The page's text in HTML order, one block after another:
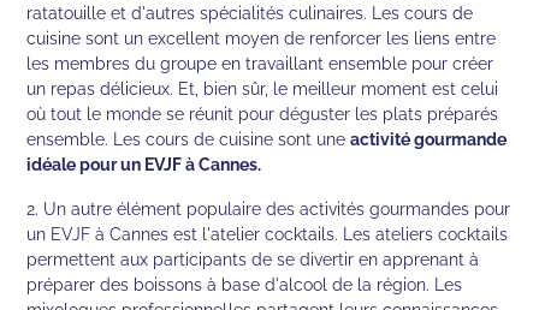
ratatouille et d'autres spécialités culinaires. Les cours de
cuisine sont un excellent moyen de renforcer les liens entre
les membres du groupe en travaillant ensemble pour créer
un repas délicieux. Et, bien sûr, le meilleur moment est celui
où tout le monde se réunit pour déguster les plats préparés
ensemble. Les cours de cuisine sont uneactivité gourmande
idéale pour un EVJF à Cannes.
2. Un autre élément populaire des activités gourmandes pour
un EVJF à Cannes est l'atelier cocktails. Les ateliers cocktails
permettent aux participants de se divertir en apprenant à
préparer des boissons à base d'alcool de la région. Les